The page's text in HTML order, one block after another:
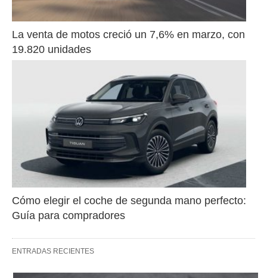
La venta de motos creció un 7,6% en marzo, con
19.820 unidades
Cómo elegir el coche de segunda mano perfecto:
Guía para compradores
ENTRADAS RECIENTES